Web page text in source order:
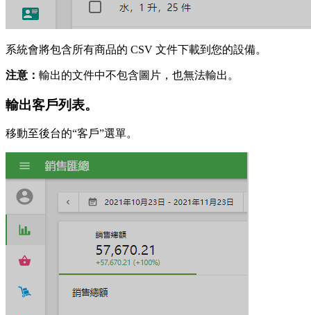
系統會將包含所有商品的 CSV 文件下載到您的設備。
注意： 輸出的文件中不包含圖片，也無法輸出。
輸出客戶列表。
移動至後台的“客戶”選單。